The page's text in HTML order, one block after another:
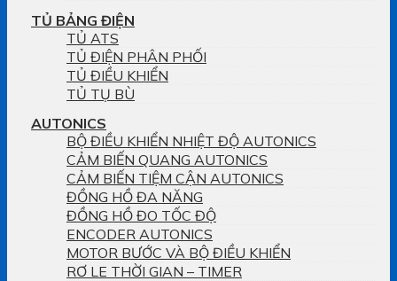
TỦ BẢNG ĐIỆN
TỦ ATS
TỦ ĐIỆN PHÂN PHỐI
TỦ ĐIỀU KHIỂN
TỦ TỤ BÙ
AUTONICS
BỘ ĐIỀU KHIỂN NHIỆT ĐỘ AUTONICS
CẢM BIẾN QUANG AUTONICS
CẢM BIẾN TIỆM CẬN AUTONICS
ĐỒNG HỒ ĐA NĂNG
ĐỒNG HỒ ĐO TỐC ĐỘ
ENCODER AUTONICS
MOTOR BƯỚC VÀ BỘ ĐIỀU KHIỂN
RƠ LE THỜI GIAN – TIMER